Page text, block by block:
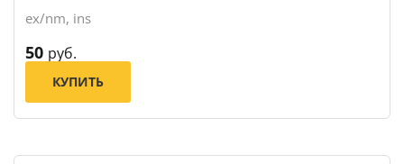
ex/nm, ins
50 руб.
КУПИТЬ